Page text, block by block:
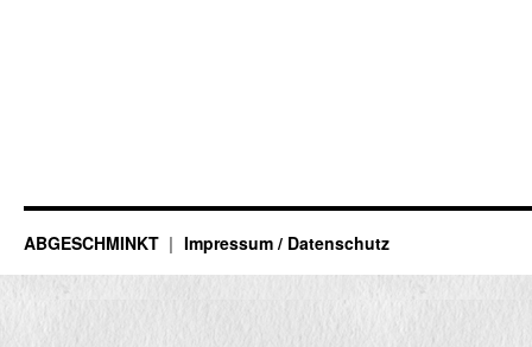
ABGESCHMINKT Impressum / Datenschutz